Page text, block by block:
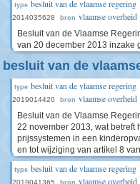
type besluit van de vlaamse regering
2014035628 bron vlaamse overheid
Besluit van de Vlaamse
van 20 december 2013 inzake
besluit van de
type besluit van de vlaamse regering
2019014420 bron vlaamse overheid
Besluit van de Vlaamse
22 november 2013, wat betreft
prijssystemen in een
en tot wijziging van artikel 8
type besluit van de vlaamse regering
2019041365 bron vlaamse overheid